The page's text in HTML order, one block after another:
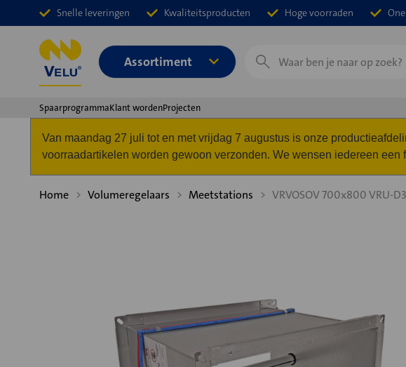
Snelle leveringen Kwaliteitsproducten Hoge voorraden
Assortiment
Zoeken
SpaarprogrammaKlant wordenProjecten
Van maandag 27 juli tot en met vrijdag 7 augustus is onze
voorraadartikelen worden gewoon verzonden. We wensen iedereen een
Home Volumeregelaars Meetstations VRVOSOV 700x800 VRU-